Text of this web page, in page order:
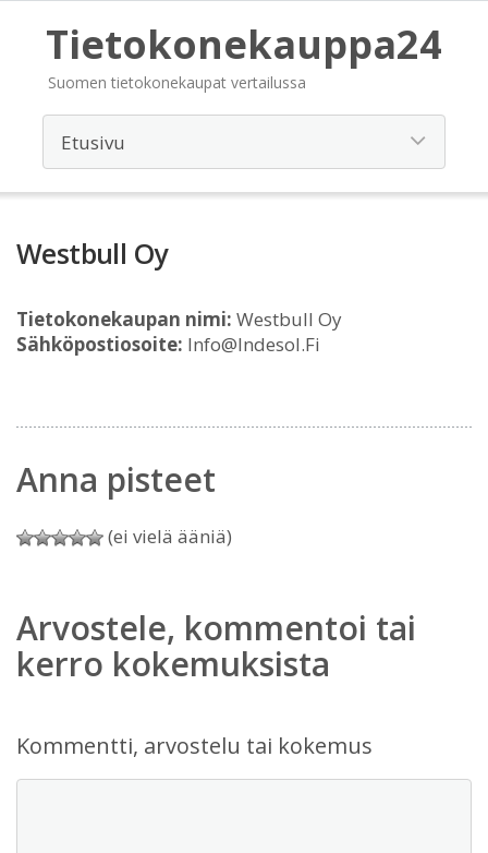
Tietokonekauppa24
Suomen tietokonekaupat vertailussa
Westbull Oy
Tietokonekaupan nimi: Westbull Oy
Sähköpostiosoite: Info@Indesol.Fi
Anna pisteet
(ei vielä ääniä)
Arvostele, kommentoi tai
kerro kokemuksista
Kommentti, arvostelu tai kokemus